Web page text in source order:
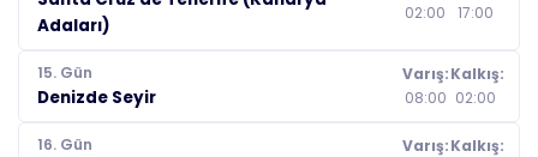
Adaları)
02:00
17:00
15. Gün
Denizde Seyir
Varış:
08:00
Kalkış:
02:00
16. Gün
Varış:Kalkış: